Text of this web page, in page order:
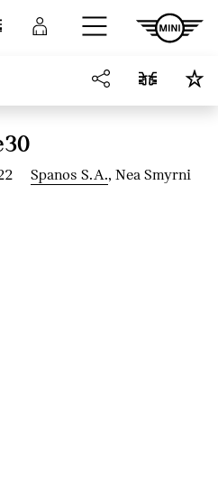
Σύγκριση Σύνδεση
Spanos S.A., Nea Smyrni